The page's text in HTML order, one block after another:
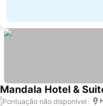
Mandala Hotel &
/Pontuação não disponível